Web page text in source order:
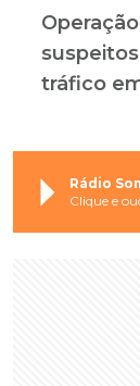
tráfico
Rádio
Clique e